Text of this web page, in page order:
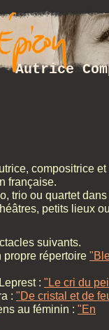
Autrice
compositrice et
française.
trio ou quartet
petits lieux ou
suivants.
répertoire
: "Le cri du
: "De cristal et de
au féminin : "En